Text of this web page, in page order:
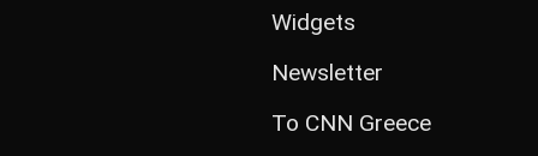
Widgets
Newsletter
Το CNN Greece